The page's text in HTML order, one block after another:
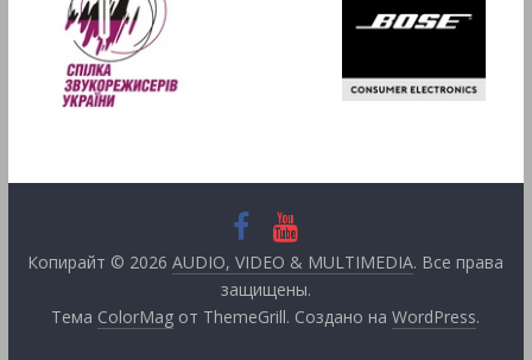
Копирайт © 2026AUDIO, VIDEO & MULTIMEDIA. Все права
защищены.
Тема ColorMag от ThemeGrill. Создано наWordPress.